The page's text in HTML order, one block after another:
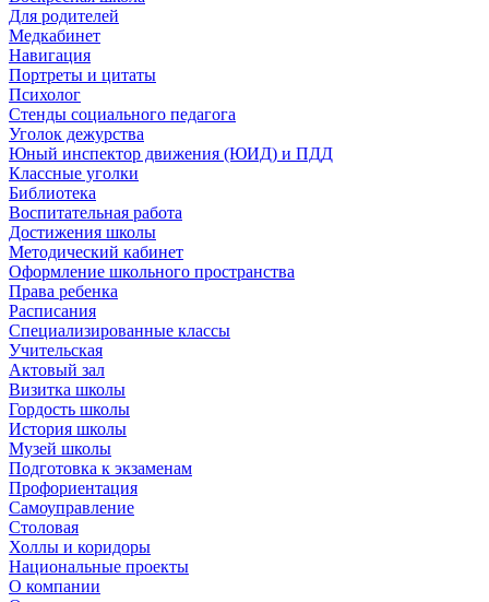
Для родителей
Медкабинет
Навигация
Портреты и цитаты
Психолог
Стенды социального педагога
Уголок дежурства
Юный инспектор движения (ЮИД) и ПДД
Классные уголки
Библиотека
Воспитательная работа
Достижения школы
Методический кабинет
Оформление школьного пространства
Права ребенка
Расписания
Специализированные классы
Учительская
Актовый зал
Визитка школы
Гордость школы
История школы
Музей школы
Подготовка к экзаменам
Профориентация
Самоуправление
Столовая
Холлы и коридоры
Национальные проекты
О компании